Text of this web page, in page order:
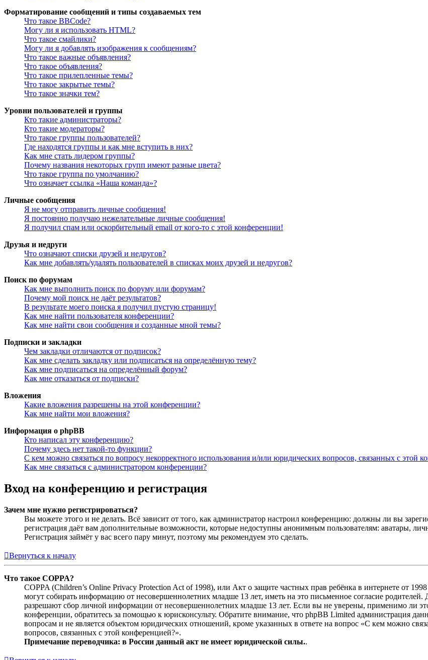
Форматирование сообщений и типы создаваемых тем
Что такое BBCode?
Могу ли я использовать HTML?
Что такое смайлики?
Могу ли я добавлять изображения к сообщениям?
Что такое важные объявления?
Что такое объявления?
Что такое прилепленные темы?
Что такое закрытые темы?
Что такое значки тем?
Уровни пользователей и группы
Кто такие администраторы?
Кто такие модераторы?
Что такое группы пользователей?
Где находятся группы и как мне вступить в них?
Как мне стать лидером группы?
Почему названия некоторых групп имеют разные цвета?
Что такое группа по умолчанию?
Что означает ссылка «Наша команда»?
Личные сообщения
Я не могу отправить личные сообщения!
Я постоянно получаю нежелательные личные сообщения!
Я получил спам или оскорбительный email от кого-то с этой конференции!
Друзья и недруги
Что означают списки друзей и недругов?
Как мне добавлять/удалять пользователей в списках моих друзей и недругов?
Поиск по форумам
Как мне выполнить поиск по форуму или форумам?
Почему мой поиск не даёт результатов?
В результате моего поиска я получил пустую страницу!
Как мне найти пользователя конференции?
Как мне найти свои сообщения и созданные мной темы?
Подписки и закладки
Чем закладки отличаются от подписок?
Как мне сделать закладку или подписаться на определённую тему?
Как мне подписаться на определённый форум?
Как мне отказаться от подписки?
Вложения
Какие вложения разрешены на этой конференции?
Как мне найти мои вложения?
Информация о phpBB
Кто написал эту конференцию?
Почему здесь нет такой-то функции?
С кем можно связаться по вопросу некорректного использования и/или юридических вопросов, связанных с этой
Как мне связаться с администратором конференции?
Вход на конференцию и регистрация
Зачем мне нужно регистрироваться?
Вы можете этого и не делать. Всё зависит от того, как администратор настроил конференцию: должны ли вы
регистрация даёт вам дополнительные возможности, которые недоступны анонимным пользователям: аватары,
Регистрация займёт у вас всего пару минут, поэтому мы рекомендуем это сделать.
Вернуться к началу
Что такое COPPA?
COPPA (Children’s Online Privacy Protection Act of 1998), или Акт о защите частных прав ребёнка в интернете от
могут собирать информацию от несовершеннолетних младше 13 лет, иметь на это письменное согласие
разрешают сбор личной информации от несовершеннолетних младше 13 лет. Если вы не уверены, применимо ли
конференции, обратитесь за помощью к юрисконсульту. Обратите внимание, что phpBB Limited администрация
вопросам и не является объектом юридических отношений, кроме указанных в ответе на вопрос «С кем можно
вопросов, связанных с этой конференцией?».
Примечание переводчика: в России данный акт не имеет юридической силы..